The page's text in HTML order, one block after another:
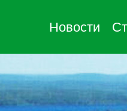
Новости